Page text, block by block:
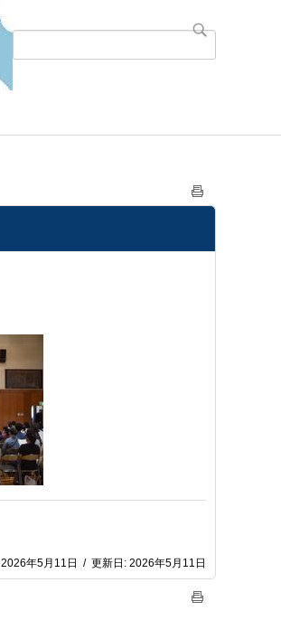
2026年5月11日 / 更新日: 2026年5月11日